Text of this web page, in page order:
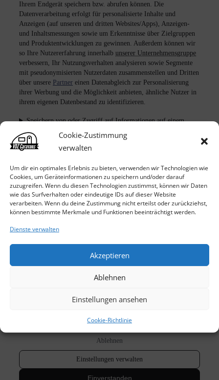
Cookie-Zustimmung
verwalten
Um dir ein optimales Erlebnis zu bieten, verwenden wir Technologien wie
Cookies, um Geräteinformationen zu speichern und/oder darauf
zuzugreifen. Wenn du diesen Technologien zustimmst, können wir Daten
wie das Surfverhalten oder eindeutige IDs auf dieser Website
verarbeiten. Wenn du deine Zustimmung nicht erteilst oder zurückziehst,
können bestimmte Merkmale und Funktionen beeinträchtigt werden.
Dienste verwalten
Akzeptieren
Ablehnen
Einstellungen ansehen
Cookie-Richtlinie